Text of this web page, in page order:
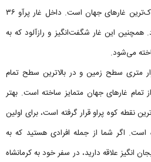
دنیا و یکی از سخت‌ترین و خطرناک‌ترین غارهای جهان است. داخل غار پرآو ۳۶
این غار شگفت‌انگیز و رازآلود که به
می‌شود.
غار پرآو که در ارتفاع ۳ هزار متری سطح زمین و در بالاترین سطح تمام
از تمام غارهای جهان متمایز ساخته است. بهتر
نقطه کوه پراو قرار گرفته است، برای اولین
است. اگر شما از جمله افرادی هستید که به
انگیز علاقه دارید، در سفر خود به کرمانشاه